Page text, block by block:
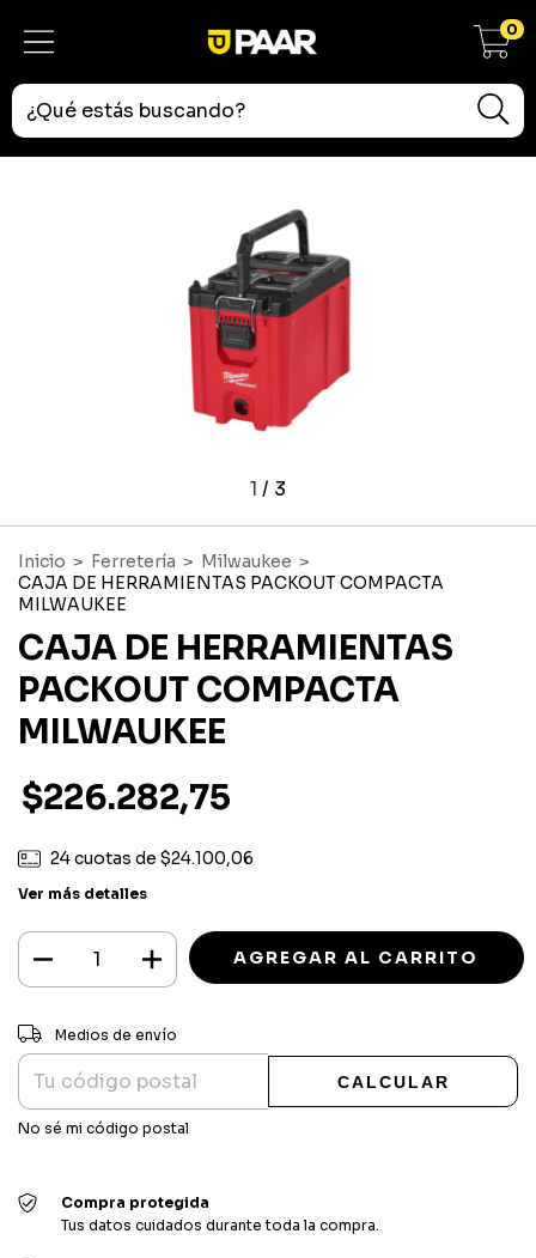
0
1 / 3
Inicio > Ferretería > Milwaukee >
CAJA DE HERRAMIENTAS PACKOUT COMPACTA
MILWAUKEE
CAJA DE HERRAMIENTAS
PACKOUT COMPACTA
MILWAUKEE
$226.282,75
24cuotas de $24.100,06
Ver más detalles
Entregas para el CP:
Medios de envío
CALCULAR
No sé mi código postal
Compra protegida
Tus datos cuidados durante toda la compra.